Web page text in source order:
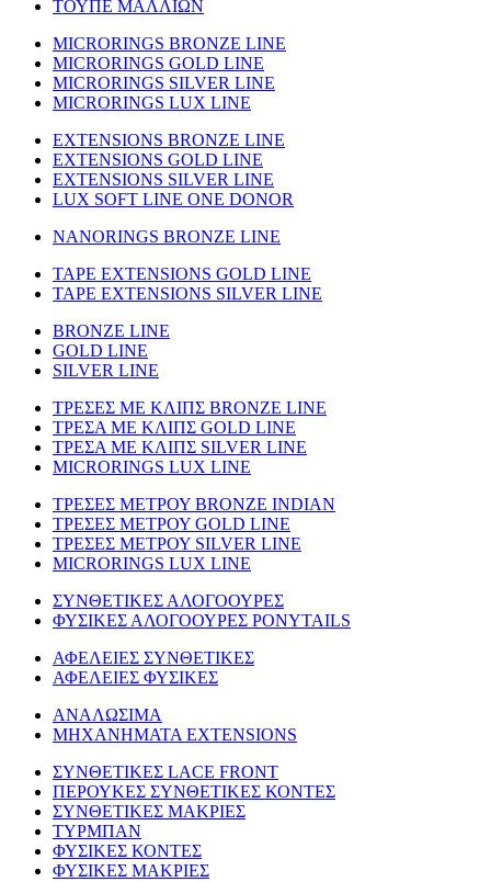
ΤΟΥΠΕ ΜΑΛΛΙΩΝ
MICRORINGS BRONZE LINE
MICRORINGS GOLD LINE
MICRORINGS SILVER LINE
MICRORINGS LUX LINE
EXTENSIONS BRONZE LINE
EXTENSIONS GOLD LINE
EXTENSIONS SILVER LINE
LUX SOFT LINE ONE DONOR
NANORINGS BRONZE LINE
TAPE EXTENSIONS GOLD LINE
TAPE EXTENSIONS SILVER LINE
BRONZE LINE
GOLD LINE
SILVER LINE
ΤΡΕΣΕΣ ΜΕ ΚΛΙΠΣ BRONZE LINE
ΤΡΕΣΑ ΜΕ ΚΛΙΠΣ GOLD LINE
ΤΡΕΣΑ ΜΕ ΚΛΙΠΣ SILVER LINE
MICRORINGS LUX LINE
TΡΕΣΕΣ ΜΕΤΡΟΥ BRONZE INDIAN
ΤΡΕΣΕΣ ΜΕΤΡΟΥ GOLD LINE
ΤΡΕΣΕΣ ΜΕΤΡΟΥ SILVER LINE
MICRORINGS LUX LINE
ΣΥΝΘΕΤΙΚΕΣ ΑΛΟΓΟΟΥΡΕΣ
ΦΥΣΙΚΕΣ ΑΛΟΓΟΟΥΡΕΣ PONYTAILS
ΑΦΕΛΕΙΕΣ ΣΥΝΘΕΤΙΚΕΣ
ΑΦΕΛΕΙΕΣ ΦΥΣΙΚΕΣ
ΑΝΑΛΩΣΙΜΑ
ΜΗΧΑΝΗΜΑΤΑ EXTENSIONS
ΣΥΝΘΕΤΙΚΕΣ LACE FRONT
ΠΕΡΟΥΚΕΣ ΣΥΝΘΕΤΙΚΕΣ ΚΟΝΤΕΣ
ΣΥΝΘΕΤΙΚΕΣ ΜΑΚΡΙΕΣ
ΤΥΡΜΠΑΝ
ΦΥΣΙΚΕΣ ΚΟΝΤΕΣ
ΦΥΣΙΚΕΣ ΜΑΚΡΙΕΣ